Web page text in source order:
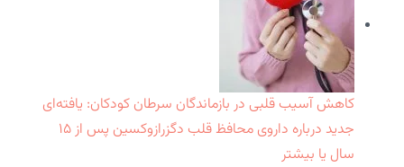
کاهش آسیب قلبی در بازماندگان سرطان کودکان: یافته‌ای
جدید درباره داروی محافظ قلب دگزرازوکسین پس از ۱۵
سال یا بیشتر